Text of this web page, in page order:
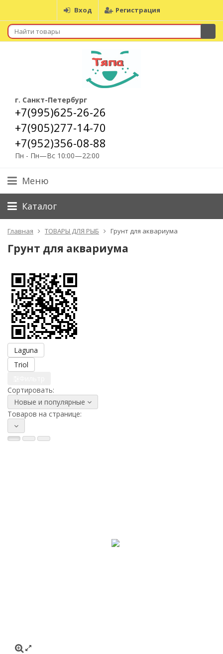
Вход Регистрация
г. Санкт-Петербург
+7(995)625-26-26
+7(905)277-14-70
+7(952)356-08-88
Пн - Пн—Вс 10:00—22:00
Меню
Каталог
Главная ТОВАРЫ ДЛЯ РЫБ Грунт для аквариума
Грунт для аквариума
Laguna
Triol
Сортировать:
Новые и популярные
Товаров на странице: